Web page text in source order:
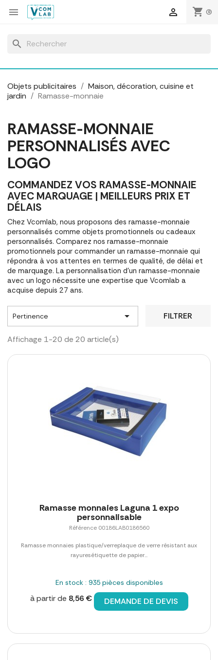
 shopping_cart (0)

search
Objets publicitaires
Maison, décoration, cuisine et
jardin
Ramasse-monnaie
RAMASSE-MONNAIE
PERSONNALISÉS AVEC
LOGO
COMMANDEZ VOS RAMASSE-MONNAIE
AVEC MARQUAGE | MEILLEURS PRIX ET
DÉLAIS
Chez Vcomlab, nous proposons des ramasse-monnaie
personnalisés comme objets promotionnels ou cadeaux
personnalisés. Comparez nos ramasse-monnaie
promotionnels pour commander un ramasse-monnaie qui
répondra à vos attentes en termes de qualité, de délai et
de marquage. La personnalisation d'un ramasse-monnaie
avec un logo nécessite une expertise que Vcomlab a
acquise depuis 27 ans.
Pertinence  FILTRER
Affichage 1-20 de 20 article(s)
Ramasse monnaies Laguna 1 expo
personnalisable
Référence 00186LAB0186560
Ramasse monnaies plastique/verreplaque de verre résistant aux
rayuresétiquette de papier...
En stock : 935 pièces disponibles
à partir de 8,56 € DEMANDE DE DEVIS
Panneau de gestion des cookies